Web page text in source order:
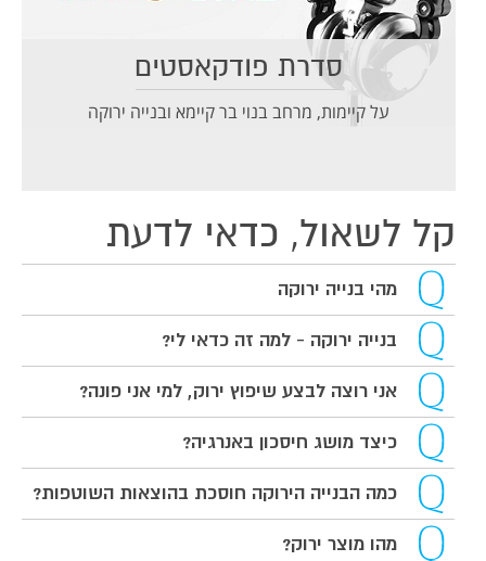
סדרת פודקאסטים
על קיימות, מרחב בנוי בר קיימא ובנייה ירוקה
קל לשאול, כדאי לדעת
מהי בנייה ירוקה
בנייה ירוקה - למה זה כדאי לי?
אני רוצה לבצע שיפוץ ירוק, למי אני פונה?
כיצד מושג חיסכון באנרגיה?
כמה הבנייה הירוקה חוסכת בהוצאות השוטפות?
מהו מוצר ירוק?